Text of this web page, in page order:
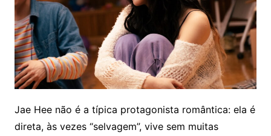
Jae Hee não é a típica protagonista romântica: ela é
direta, às vezes “selvagem”, vive sem muitas